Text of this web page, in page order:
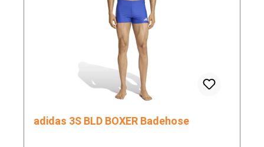
adidas 3S BLD BOXER Badehose